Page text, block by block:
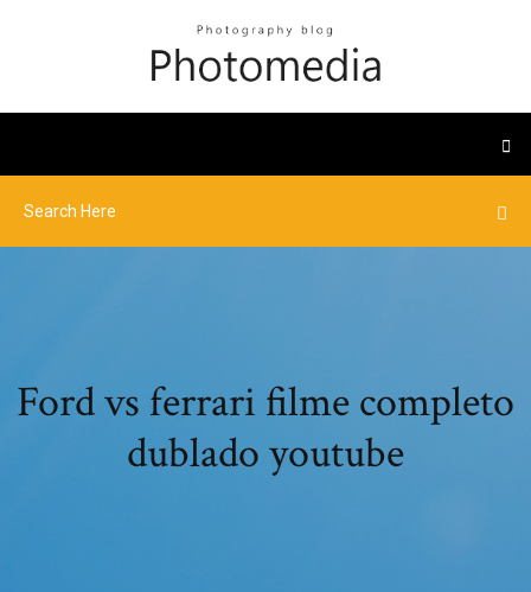
Ford vs ferrari filme completo
dublado youtube